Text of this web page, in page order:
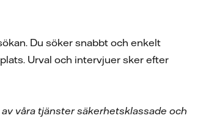
Du söker snabbt och enkelt
Urval och intervjuer sker efter
våra tjänster säkerhetsklassade och